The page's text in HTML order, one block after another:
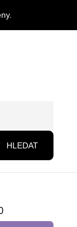
HLEDAT